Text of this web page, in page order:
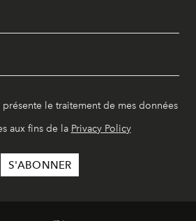
le traitement de mes données
aux fins de la Privacy Policy